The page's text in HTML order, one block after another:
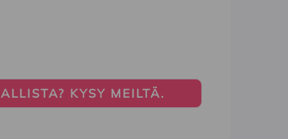
KYSY MEILTÄ.